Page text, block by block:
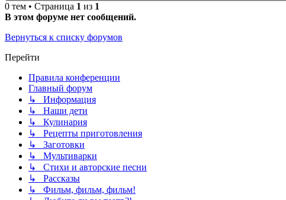
0 тем • Страница 1 из 1
В этом форуме нет сообщений.
Вернуться к списку форумов
Перейти
Правила конференции
Главный форум
↳ Информация
↳ Наши дети
↳ Кулинария
↳ Рецепты приготовления
↳ Заготовки
↳ Мультиварки
↳ Стихи и авторские песни
↳ Рассказы
↳ Фильм, фильм, фильм!